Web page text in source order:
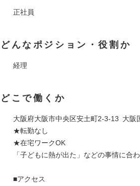
正社員
どんなポジション・役割か
経理
どこで働くか
大阪府大阪市中央区安土町2-3-13 大阪
★転勤なし
★在宅ワークOK
「子どもに熱が出た」などの事情に合
■アクセス